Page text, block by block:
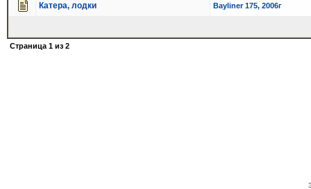
Катера, лодки Bayliner 175, 2006г
Страница 1 из 2